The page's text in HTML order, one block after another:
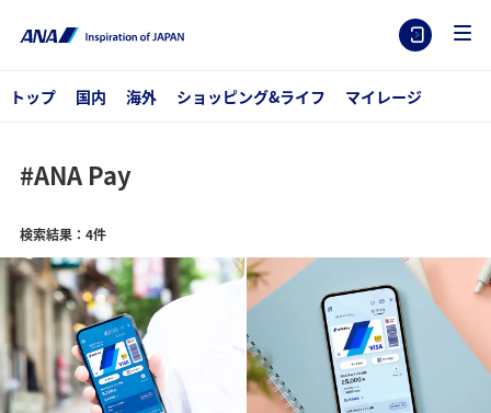
トップ 国内 海外 ショッピング&ライフ マイレージ
#ANA Pay
検索結果：4件